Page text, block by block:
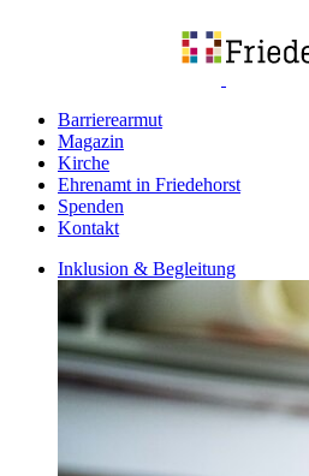
Barrierearmut
Magazin
Kirche
Ehrenamt in Friedehorst
Spenden
Kontakt
Inklusion & Begleitung